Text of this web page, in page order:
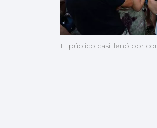
El público casi llenó por